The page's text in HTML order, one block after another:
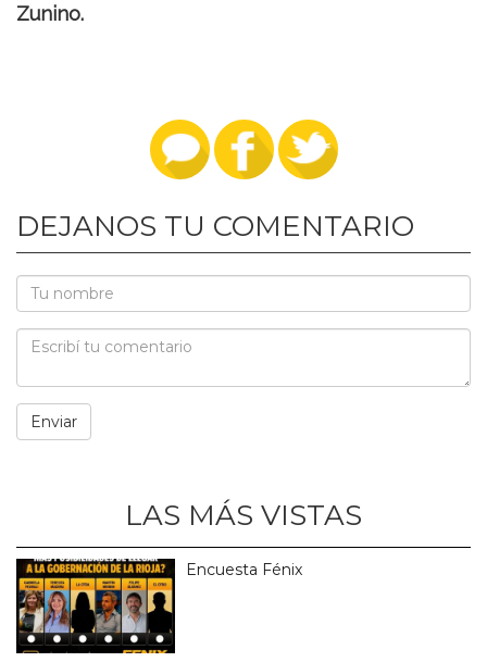
Zunino.
DEJANOS TU COMENTARIO
LAS MÁS VISTAS
Encuesta Fénix